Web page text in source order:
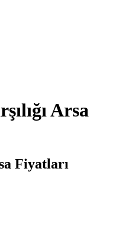
Arsa
Fiyatları